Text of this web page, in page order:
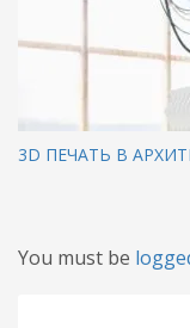
3D ПЕЧАТЬ В
You must be